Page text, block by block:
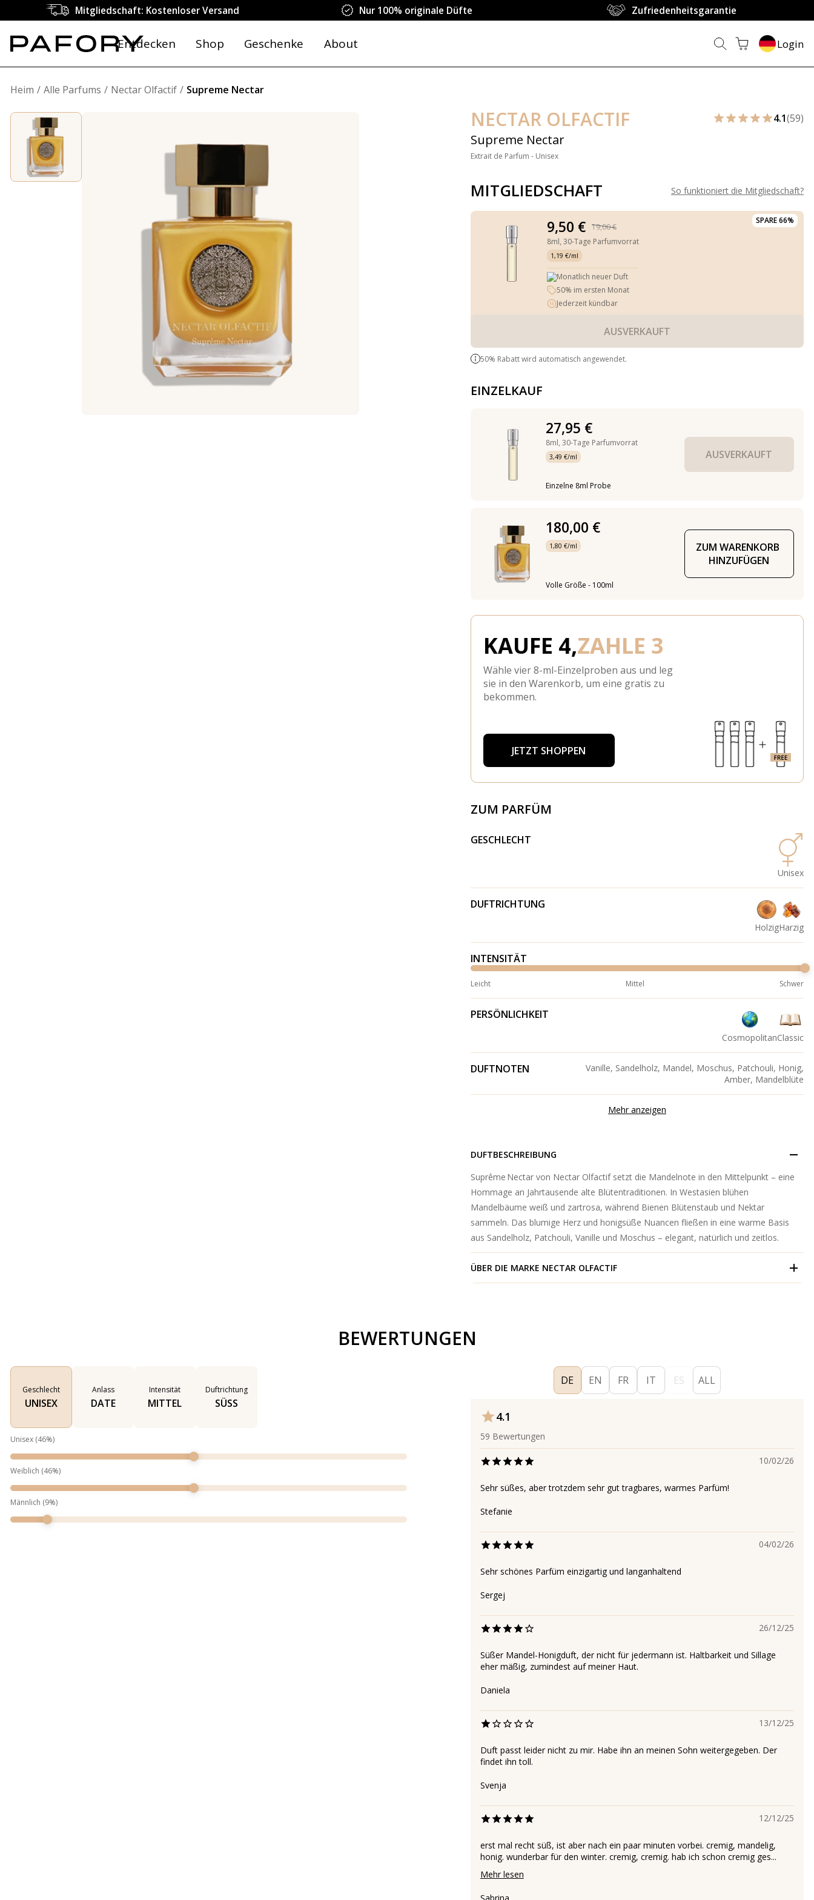
Mitgliedschaft: Kostenloser Versand Nur 100% originale Düfte Zufriedenheitsgarantie
Entdecken Shop Geschenke About Login
Heim Alle Parfums Nectar Olfactif Supreme Nectar
NECTAR OLFACTIF
Supreme Nectar
Extrait de Parfum - Unisex
4.1(59)
MITGLIEDSCHAFT So funktioniert die Mitgliedschaft?
SPARE 66%
9,50 €
19,00 €
8ml, 30-Tage Parfumvorrat
1,19 €/ml
Monatlich neuer Duft
50% im ersten Monat
Jederzeit kündbar
AUSVERKAUFT
50% Rabatt wird automatisch angewendet.
EINZELKAUF
27,95 €
8ml, 30-Tage Parfumvorrat
3,49 €/ml
Einzelne 8ml Probe
AUSVERKAUFT
180,00 €
1,80 €/ml
Volle Größe - 100ml
ZUM WARENKORB
HINZUFÜGEN
KAUFE 4,ZAHLE 3
Wähle vier 8-ml-Einzelproben aus und leg
sie in den Warenkorb, um eine gratis zu
bekommen.
JETZT SHOPPEN
ZUM PARFÜM
GESCHLECHT
Unisex
DUFTRICHTUNG
HolzigHarzig
INTENSITÄT
Leicht Mittel Schwer
PERSÖNLICHKEIT
CosmopolitanClassic
DUFTNOTEN
Vanille, Sandelholz, Mandel, Moschus, Patchouli, Honig,
Amber, Mandelblüte
Mehr anzeigen
DUFTBESCHREIBUNG
Suprême Nectar von Nectar Olfactif setzt die Mandelnote in den Mittelpunkt – eine
Hommage an Jahrtausende alte Blütentraditionen. In Westasien blühen
Mandelbäume weiß und zartrosa, während Bienen Blütenstaub und Nektar
sammeln. Das blumige Herz und honigsüße Nuancen fließen in eine warme Basis
aus Sandelholz, Patchouli, Vanille und Moschus – elegant, natürlich und zeitlos.
ÜBER DIE MARKE NECTAR OLFACTIF
BEWERTUNGEN
Geschlecht
UNISEX
Anlass
DATE
Intensität
MITTEL
Duftrichtung
SÜSS
Unisex (46%)
Weiblich (46%)
Männlich (9%)
DE EN FR IT ES ALL
4.1
59 Bewertungen
10/02/26
Sehr süßes, aber trotzdem sehr gut tragbares, warmes Parfüm!
Stefanie
04/02/26
Sehr schönes Parfüm einzigartig und langanhaltend
Sergej
26/12/25
Süßer Mandel-Honigduft, der nicht für jedermann ist. Haltbarkeit und Sillage
eher mäßig, zumindest auf meiner Haut.
Daniela
13/12/25
Duft passt leider nicht zu mir. Habe ihn an meinen Sohn weitergegeben. Der
findet ihn toll.
Svenja
12/12/25
erst mal recht süß, ist aber nach ein paar minuten vorbei. cremig, mandelig,
honig. wunderbar für den winter. cremig, cremig. hab ich schon cremig ges...
Mehr lesen